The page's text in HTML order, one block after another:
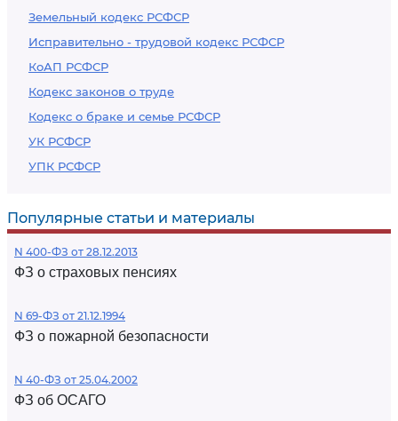
Земельный кодекс РСФСР
Исправительно - трудовой кодекс РСФСР
КоАП РСФСР
Кодекс законов о труде
Кодекс о браке и семье РСФСР
УК РСФСР
УПК РСФСР
Популярные статьи и материалы
N 400-ФЗ от 28.12.2013
ФЗ о страховых пенсиях
N 69-ФЗ от 21.12.1994
ФЗ о пожарной безопасности
N 40-ФЗ от 25.04.2002
ФЗ об ОСАГО